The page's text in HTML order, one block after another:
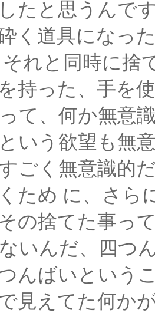
たと思うんで
く道具になっ
れと同時に捨
持った、手を
て、何か無意
いう欲望も無
ごく無意識的
ため に、さら
の捨てた事っ
いんだ、四つ
んばいという
見えてた何か